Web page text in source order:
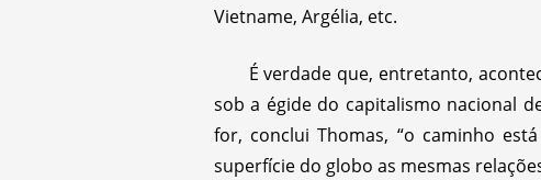
Vietname, Argélia, etc.
É verdade que, entretanto,
sob a égide do capitalismo nacional
for, conclui Thomas, “o caminho
superfície do globo as mesmas